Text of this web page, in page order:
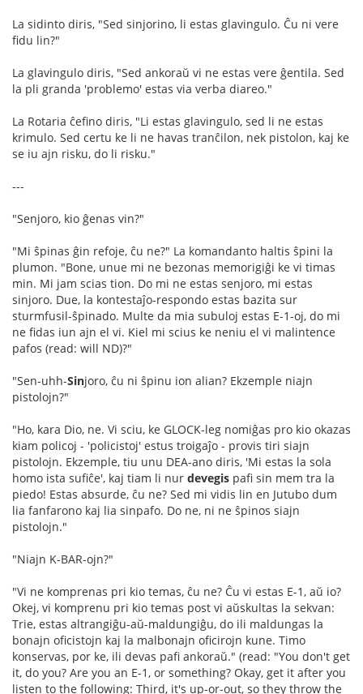
La sidinto diris, "Sed sinjorino, li estas glavingulo. Ĉu ni vere
fidu lin?"
La glavingulo diris, "Sed ankoraŭ vi ne estas vere ĝentila. Sed
la pli granda 'problemo' estas via verba diareo."
La Rotaria ĉefino diris, "Li estas glavingulo, sed li ne estas
krimulo. Sed certu ke li ne havas tranĉilon, nek pistolon, kaj ke
se iu ajn risku, do li risku."
---
"Senjoro, kio ĝenas vin?"
"Mi ŝpinas ĝin refoje, ĉu ne?" La komandanto haltis ŝpini la
plumon. "Bone, unue mi ne bezonas memorigiĝi ke vi timas
min. Mi jam scias tion. Do mi ne estas senjoro, mi estas
sinjoro. Due, la kontestaĵo-respondo estas bazita sur
sturmfusil-ŝpinado. Multe da mia subuloj estas E-1-oj, do mi
ne fidas iun ajn el vi. Kiel mi scius ke neniu el vi malintence
pafos (read: will ND)?"
"Sen-uhh-Sinjoro, ĉu ni ŝpinu ion alian? Ekzemple niajn
pistolojn?"
"Ho, kara Dio, ne. Vi sciu, ke GLOCK-leg nomiĝas pro kio okazas
kiam policoj - 'policistoj' estus troigaĵo - provis tiri siajn
pistolojn. Ekzemple, tiu unu DEA-ano diris, 'Mi estas la sola
homo ista sufiĉe', kaj tiam li nur devegis pafi sin mem tra la
piedo! Estas absurde, ĉu ne? Sed mi vidis lin en Jutubo dum
lia fanfarono kaj lia sinpafo. Do ne, ni ne ŝpinos siajn
pistolojn."
"Niajn K-BAR-ojn?"
"Vi ne komprenas pri kio temas, ĉu ne? Ĉu vi estas E-1, aŭ io?
Okej, vi komprenu pri kio temas post vi aŭskultas la sekvan:
Trie, estas altrangiĝu-aŭ-maldungiĝu, do ili maldungas la
bonajn oficistojn kaj la malbonajn oficirojn kune. Timo
konservas, por ke, ili devas pafi ankoraŭ." (read: "You don't get
it, do you? Are you an E-1, or something? Okay, get it after you
listen to the following: Third, it's up-or-out, so they throw the